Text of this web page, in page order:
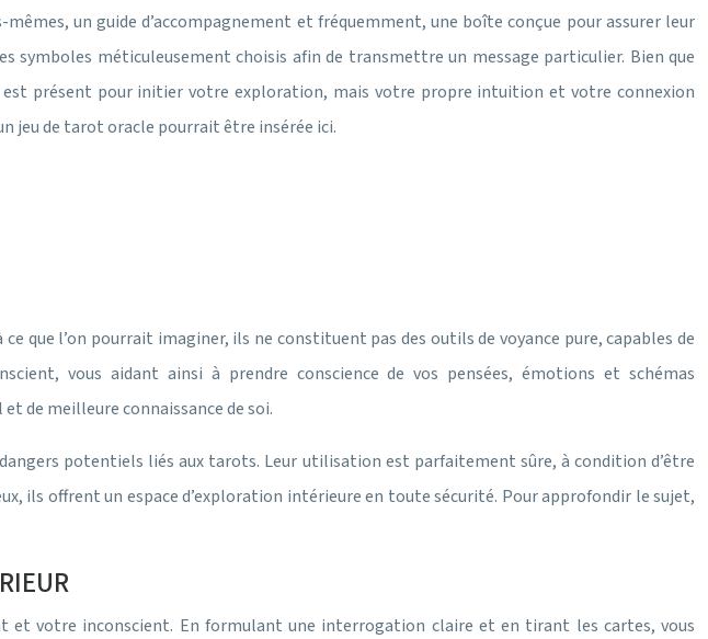
un guide d’accompagnement et fréquemment, une boîte conçue pour assurer leur
méticuleusement choisis afin de transmettre un message particulier. Bien que
est présent pour initier votre exploration, mais votre propre intuition et votre connexion
jeu de tarot oracle pourrait être insérée ici.
l’on pourrait imaginer, ils ne constituent pas des outils de voyance pure, capables de
vous aidant ainsi à prendre conscience de vos pensées, émotions et schémas
de meilleure connaissance de soi.
potentiels liés aux tarots. Leur utilisation est parfaitement sûre, à condition d’être
ils offrent un espace d’exploration intérieure en toute sécurité. Pour approfondir le sujet,
votre inconscient. En formulant une interrogation claire et en tirant les cartes, vous